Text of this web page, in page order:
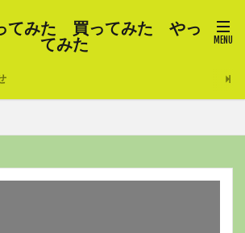
てみた 買ってみた やっ
てみた